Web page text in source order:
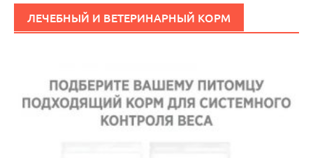
ЛЕЧЕБНЫЙ И ВЕТЕРИНАРНЫЙ КОРМ